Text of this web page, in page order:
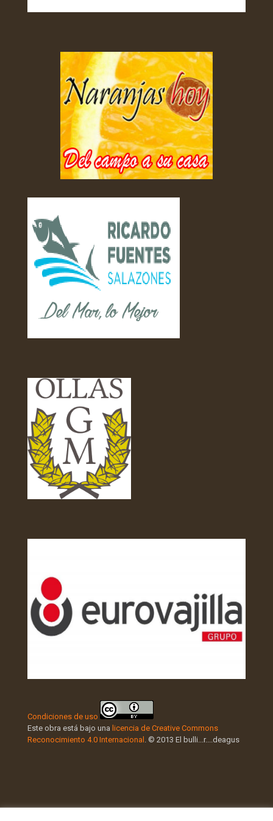
Condiciones de uso
Este obra está bajo una licencia de Creative Commons
Reconocimiento 4.0 Internacional
. © 2013 El bulli...r....deagus